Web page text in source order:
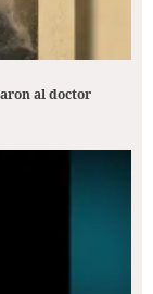
al doctor